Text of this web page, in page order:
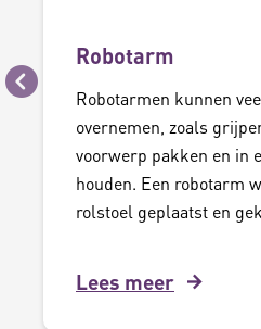
Vorige
Robotarm
Robotarmen kunnen
overnemen, zoals
voorwerp pakken en in
houden. Een robotarm
rolstoel geplaatst en
Lees meer